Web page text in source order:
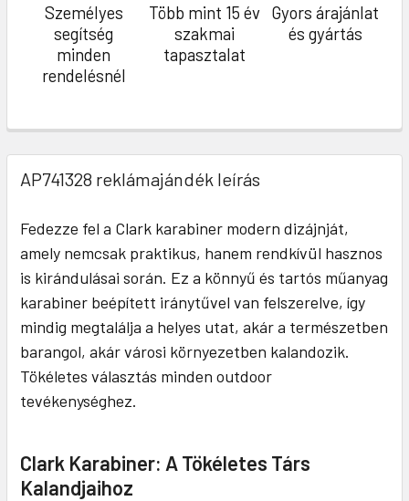
Személyes
segítség
minden
rendelésnél
Több mint 15 év
szakmai
tapasztalat
Gyors árajánlat
és gyártás
AP741328 reklámajándék leírás
Fedezze fel a Clark karabiner modern dizájnját,
amely nemcsak praktikus, hanem rendkívül hasznos
is kirándulásai során. Ez a könnyű és tartós műanyag
karabiner beépített iránytűvel van felszerelve, így
mindig megtalálja a helyes utat, akár a természetben
barangol, akár városi környezetben kalandozik.
Tökéletes választás minden outdoor
tevékenységhez.
Clark Karabiner: A Tökéletes Társ
Kalandjaihoz